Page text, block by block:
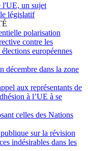
l'UE, un sujet
législatif
polarisation
contre les
européennes
décembre dans la zone
aux représentants de
à l’UE à se
celles des Nations
sur la révision
indésirables dans les